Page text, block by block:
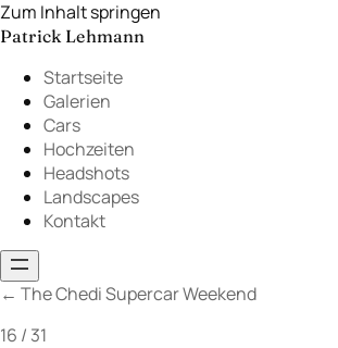
Zum Inhalt springen
Patrick Lehmann
Startseite
Galerien
Cars
Hochzeiten
Headshots
Landscapes
Kontakt
← The Chedi Supercar Weekend
16 / 31